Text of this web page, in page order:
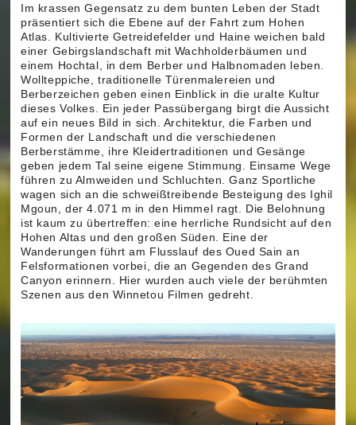
Im krassen Gegensatz zu dem bunten Leben der Stadt
präsentiert sich die Ebene auf der Fahrt zum Hohen
Atlas. Kultivierte Getreidefelder und Haine weichen bald
einer Gebirgslandschaft mit Wachholderbäumen und
einem Hochtal, in dem Berber und Halbnomaden leben.
Wollteppiche, traditionelle Türenmalereien und
Berberzeichen geben einen Einblick in die uralte Kultur
dieses Volkes. Ein jeder Passübergang birgt die Aussicht
auf ein neues Bild in sich. Architektur, die Farben und
Formen der Landschaft und die verschiedenen
Berberstämme, ihre Kleidertraditionen und Gesänge
geben jedem Tal seine eigene Stimmung. Einsame Wege
führen zu Almweiden und Schluchten. Ganz Sportliche
wagen sich an die schweißtreibende Besteigung des Ighil
Mgoun, der 4.071 m in den Himmel ragt. Die Belohnung
ist kaum zu übertreffen: eine herrliche Rundsicht auf den
Hohen Altas und den großen Süden. Eine der
Wanderungen führt am Flusslauf des Oued Sain an
Felsformationen vorbei, die an Gegenden des Grand
Canyon erinnern. Hier wurden auch viele der berühmten
Szenen aus den Winnetou Filmen gedreht.